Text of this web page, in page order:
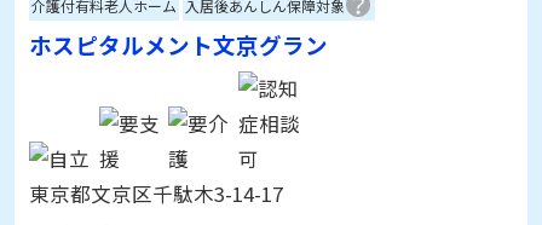
東京都文京区千駄木3-14-17
[空室]5室以上
※1/6更新
入居時費用： 60～5,600万円